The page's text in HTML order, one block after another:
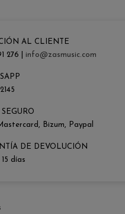
AL CLIENTE
276 | info@zasmusic.com
SEGURO
Bizum, Paypal
DE DEVOLUCIÓN
días